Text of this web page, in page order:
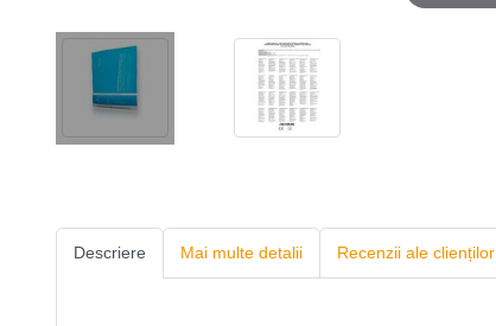
Descriere Mai multe detalii Recenzii ale clienților